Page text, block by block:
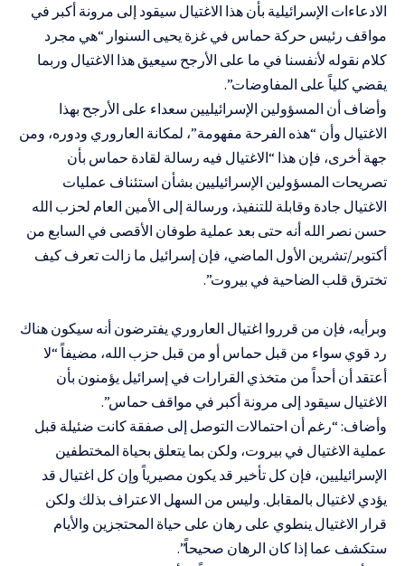
الادعاءات الإسرائيلية بأن هذا الاغتيال سيقود إلى مرونة أكبر في
مواقف رئيس حركة حماس في غزة يحيى السنوار “هي مجرد
كلام نقوله لأنفسنا في ما على الأرجح سيعيق هذا الاغتيال وربما
يقضي كلياً على المفاوضات”.
وأضاف أن المسؤولين الإسرائيليين سعداء على الأرجح بهذا
الاغتيال وأن “هذه الفرحة مفهومة”، لمكانة العاروري ودوره، ومن
جهة أخرى، فإن هذا “الاغتيال فيه رسالة لقادة حماس بأن
تصريحات المسؤولين الإسرائيليين بشأن استئناف عمليات
الاغتيال جادة وقابلة للتنفيذ، ورسالة إلى الأمين العام لحزب الله
حسن نصر الله أنه حتى بعد عملية طوفان الأقصى في السابع من
أكتوبر/تشرين الأول الماضي، فإن إسرائيل ما زالت تعرف كيف
تخترق قلب الضاحية في بيروت”.
وبرأيه، فإن من قرروا اغتيال العاروري يفترضون أنه سيكون هناك
رد قوي سواء من قبل حماس أو من قبل حزب الله، مضيفاً “لا
أعتقد أن أحداً من متخذي القرارات في إسرائيل يؤمنون بأن
الاغتيال سيقود إلى مرونة أكبر في مواقف حماس”.
وأضاف: “رغم أن احتمالات التوصل إلى صفقة كانت ضئيلة قبل
عملية الاغتيال في بيروت، ولكن بما يتعلق بحياة المختطفين
الإسرائيليين، فإن كل تأخير قد يكون مصيرياً وإن كل اغتيال قد
يؤدي لاغتيال بالمقابل. وليس من السهل الاعتراف بذلك ولكن
قرار الاغتيال ينطوي على رهان على حياة المحتجزين والأيام
ستكشف عما إذا كان الرهان صحيحاً”.